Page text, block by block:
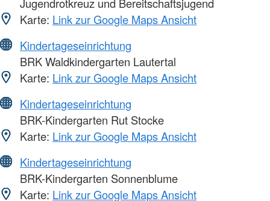
Karte: Link zur Google Maps Ansicht
Kindertageseinrichtung
BRK Waldkindergarten Lautertal
Karte: Link zur Google Maps Ansicht
Kindertageseinrichtung
BRK-Kindergarten Rut Stocke
Karte: Link zur Google Maps Ansicht
Kindertageseinrichtung
BRK-Kindergarten Sonnenblume
Karte: Link zur Google Maps Ansicht